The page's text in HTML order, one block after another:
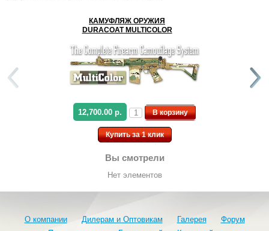
КАМУФЛЯЖ ОРУЖИЯ
DURACOAT MULTICOLOR
12,700.00 р. В корзину
Купить за 1 клик
Вы смотрели
Нет элементов
О компании Дилерам и Оптовикам Галерея
Форум